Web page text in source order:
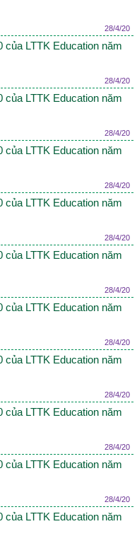
28/4/20
LTTK Education năm
28/4/20
LTTK Education năm
28/4/20
LTTK Education năm
28/4/20
LTTK Education năm
28/4/20
LTTK Education năm
28/4/20
LTTK Education năm
28/4/20
LTTK Education năm
28/4/20
LTTK Education năm
28/4/20
LTTK Education năm
28/4/20
LTTK Education năm